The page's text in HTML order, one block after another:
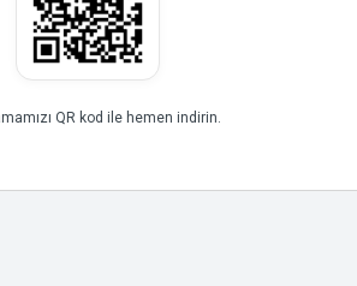
QR kod ile hemen indirin.